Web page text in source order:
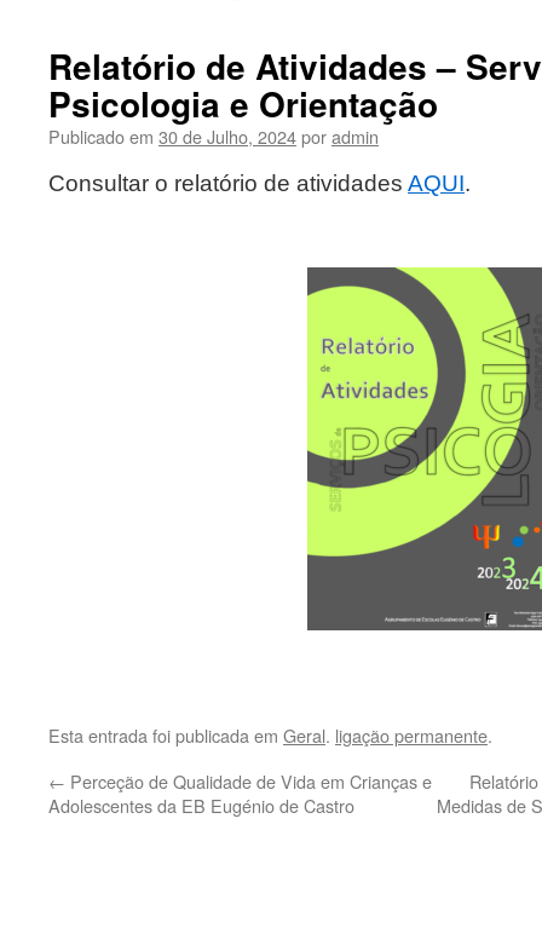
Relatório de Atividades –
Psicologia e Orientação
Publicado em 30 de Julho, 2024poradmin
Consultar o relatório de atividades AQUI.
Esta entrada foi publicada em Geral. ligação permanente.
← Perceção de Qualidade de Vida em Crianças e
Adolescentes da EB Eugénio de Castro
Medidas de